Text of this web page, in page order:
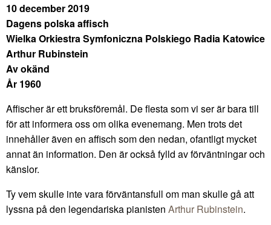
10 december 2019
Dagens polska affisch
Wielka Orkiestra Symfoniczna Polskiego Radia Katowice
Arthur Rubinstein
Av okänd
År 1960
Affischer är ett bruksföremål. De flesta som vi ser är bara till
för att informera oss om olika evenemang. Men trots det
innehåller även en affisch som den nedan, ofantligt mycket
annat än information. Den är också fylld av förväntningar och
känslor.
Ty vem skulle inte vara förväntansfull om man skulle gå att
lyssna på den legendariska pianisten Arthur Rubinstein.